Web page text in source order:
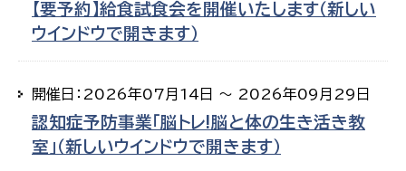
【要予約】給食試食会を開催いたします（新しい
ウインドウで開きます）
開催日：2026年07月14日 ～ 2026年09月29日
認知症予防事業「脳トレ!脳と体の生き活き教
室」（新しいウインドウで開きます）